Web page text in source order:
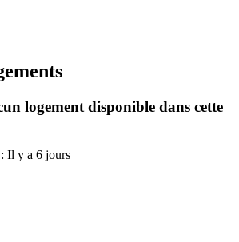
logement disponible dans cette
Il y a 6 jours